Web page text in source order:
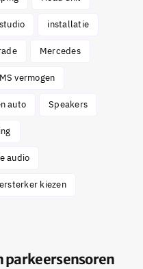
installatie
Mercedes
vermogen
auto Speakers
audio
kiezen
parkeersensoren